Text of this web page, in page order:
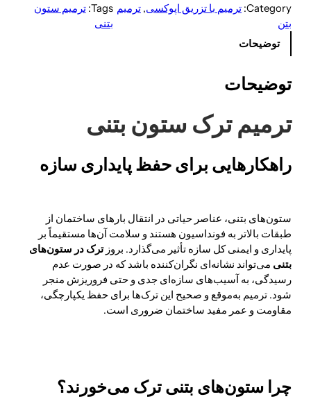
Category: ترمیم با تزریق اپوکسی, ترمیم
بتن
Tags: ترمیم ستون
بتنی
توضیحات
توضیحات
ترمیم ترک ستون بتنی
راهکارهایی برای حفظ پایداری سازه
ستون‌های بتنی، عناصر حیاتی در انتقال بارهای ساختمان از
طبقات بالاتر به فونداسیون هستند و سلامت آن‌ها مستقیماً بر
پایداری و ایمنی کل سازه تأثیر می‌گذارد. بروزترک در ستون‌های
بتنی می‌تواند نشانه‌ای نگران‌کننده باشد که در صورت عدم
رسیدگی، به آسیب‌های سازه‌ای جدی و حتی فروریزش منجر
شود. ترمیم به‌موقع و صحیح این ترک‌ها برای حفظ یکپارچگی،
مقاومت و عمر مفید ساختمان ضروری است.
چرا ستون‌های بتنی ترک می‌خورند؟